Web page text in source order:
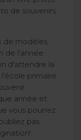
de souvenirs
de modèles
de l’année
d'attendre la
primaire
année et
vous pourrez
pas